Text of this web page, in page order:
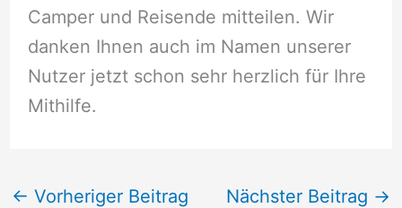
Camper und Reisende mitteilen. Wir
danken Ihnen auch im Namen unserer
Nutzer jetzt schon sehr herzlich für Ihre
Mithilfe.
← Vorheriger Beitrag Nächster Beitrag →